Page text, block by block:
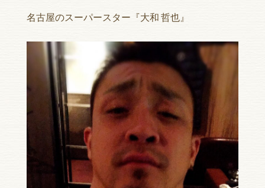
名古屋のスーパースター『大和 哲也』